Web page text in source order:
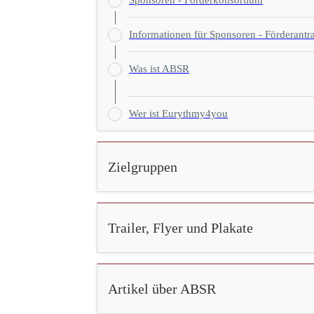
Informationen für Sponsoren -
Was ist ABSR
Wer ist Eurythmy4you
Zielgruppen
Trailer, Flyer und Plakate
Artikel über ABSR